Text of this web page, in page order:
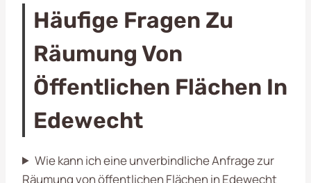
Häufige Fragen Zu
Räumung Von
Öffentlichen Flächen In
Edewecht
Wie kann ich eine unverbindliche Anfrage zur
Räumung von öffentlichen Flächen in Edewecht